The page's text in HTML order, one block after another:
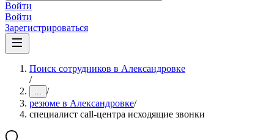
Войти
Войти
Зарегистрироваться
Поиск сотрудников в Александровке
/
... /
резюме в Александровке/
специалист call-центра исходящие звонки